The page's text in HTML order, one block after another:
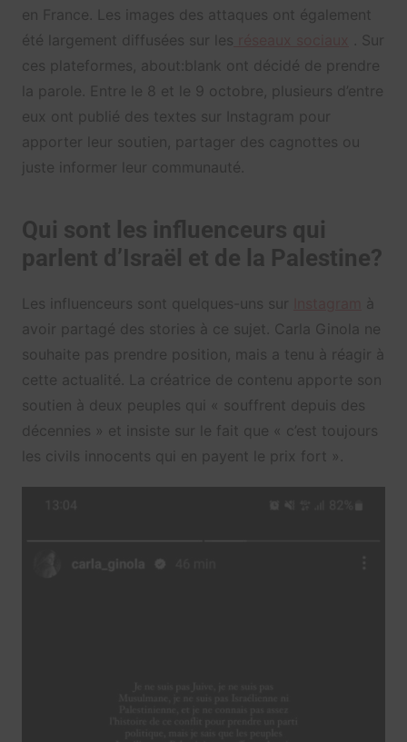
en France. Les images des attaques ont également
été largement diffusées sur les
. Sur
ces plateformes, about:blank ont décidé de prendre
la parole. Entre le 8 et le 9 octobre, plusieurs d’entre
eux ont publié des textes sur Instagram pour
apporter leur soutien, partager des cagnottes ou
juste informer leur communauté.
Qui sont les influenceurs qui
parlent d’Israël et de la Palestine?
Les influenceurs sont quelques-uns sur
à
avoir partagé des stories à ce sujet. Carla Ginola ne
souhaite pas prendre position, mais a tenu à réagir à
cette actualité. La créatrice de contenu apporte son
soutien à deux peuples qui « souffrent depuis des
décennies » et insiste sur le fait que « c’est toujours
les civils innocents qui en payent le prix fort ».